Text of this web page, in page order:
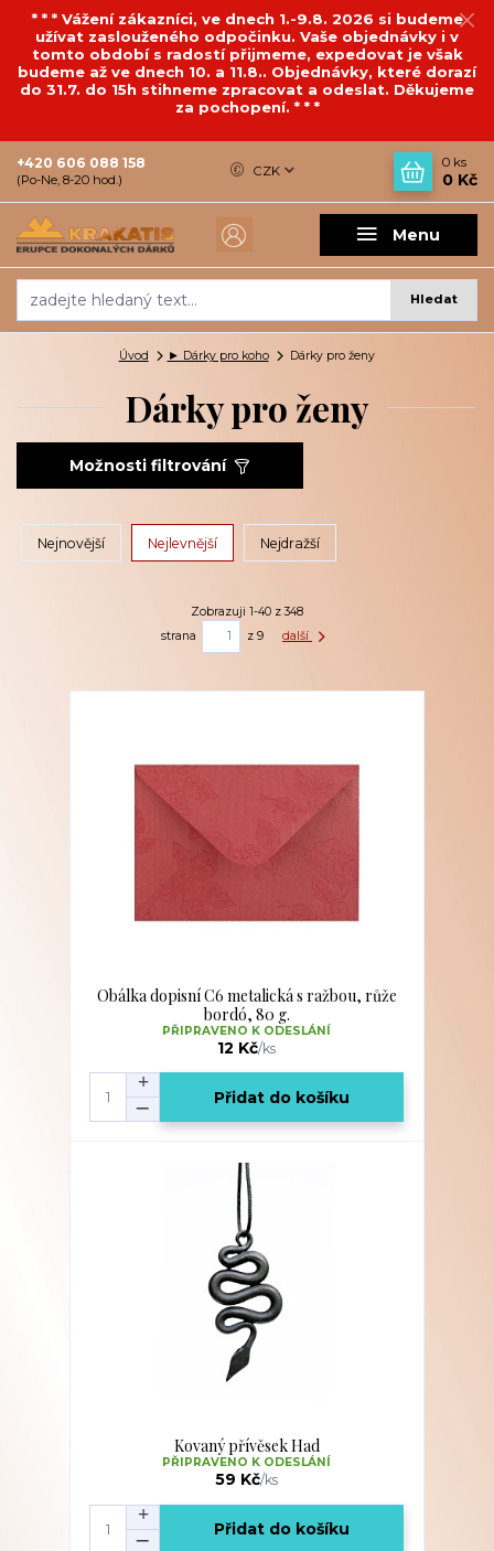
* * * Vážení zákazníci, ve dnech 1.-9.8. 2026 si budeme
užívat zaslouženého odpočinku. Vaše objednávky i v
tomto období s radostí přijmeme, expedovat je však
budeme až ve dnech 10. a 11.8.. Objednávky, které dorazí
do 31.7. do 15h stihneme zpracovat a odeslat. Děkujeme
za pochopení. * * *
Menu
CZK
Hledat
+420 606 088 158
(Po-Ne, 8-20 hod.)
0 ks
0 Kč
Úvod ► Dárky pro koho Dárky pro ženy
Dárky pro ženy
Možnosti filtrování
Nejnovější Nejlevnější Nejdražší
Zobrazuji 1-40 z 348
strana
z 9 další
Obálka dopisní C6 metalická s ražbou, růže
bordó, 80 g.
12 Kč/ks
PŘIPRAVENO K ODESLÁNÍ
Přidat do košíku
Kovaný přívěsek Had
59 Kč/ks
PŘIPRAVENO K ODESLÁNÍ
Přidat do košíku